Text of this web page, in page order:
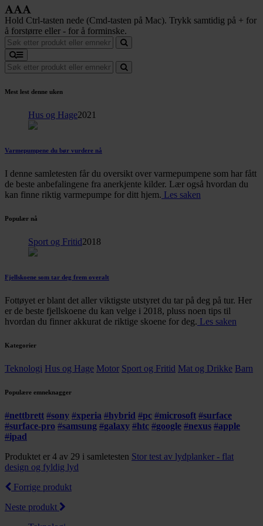
Hold Ctrl-tasten nede (Cmd-tasten på Mac). Trykk samtidig på + for
å forstørre eller - for å forminske.
Mest lest denne uken
Hus og Hage2021
Varmepumpene du bør vurdere nå
I denne samletesten får du oversikt over varmepumpene som har fått
de beste anbefalingene fra anerkjente kilder. Lær også hvordan du
kan finne riktig varmepumpe for ditt hjem. Les saken
Populær nå
Sport og Fritid2018
Fjellskoene som tar deg frem overalt
Fottøyet er blant det aller viktigste utstyret du tar på deg på tur. Her
er de beste fjellskoene du kan velge i 2018, pluss noen tips til
hvordan du finner akkurat de riktige skoene for deg. Les saken
Kategorier
Teknologi Hus og Hage Motor Sport og Fritid Mat og Drikke Barn
Populære emneknagger
#nettbrett #sony #xperia #hybrid #pc #microsoft #surface
#surface-pro #samsung #galaxy #htc #google #nexus #apple
#ipad
Produktet er 4 av 29 i samletesten Stor test av lydplanker - flat
design og fyldig lyd
Forrige produkt
Neste produkt